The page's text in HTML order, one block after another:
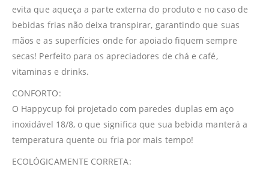
evita que aqueça a parte externa do produto e no caso de
bebidas frias não deixa transpirar, garantindo que suas
mãos e as superfícies onde for apoiado fiquem sempre
secas! Perfeito para os apreciadores de chá e café,
vitaminas e drinks.
CONFORTO:
O Happycup foi projetado com paredes duplas em aço
inoxidável 18/8, o que significa que sua bebida manterá a
temperatura quente ou fria por mais tempo!
ECOLÓGICAMENTE CORRETA: